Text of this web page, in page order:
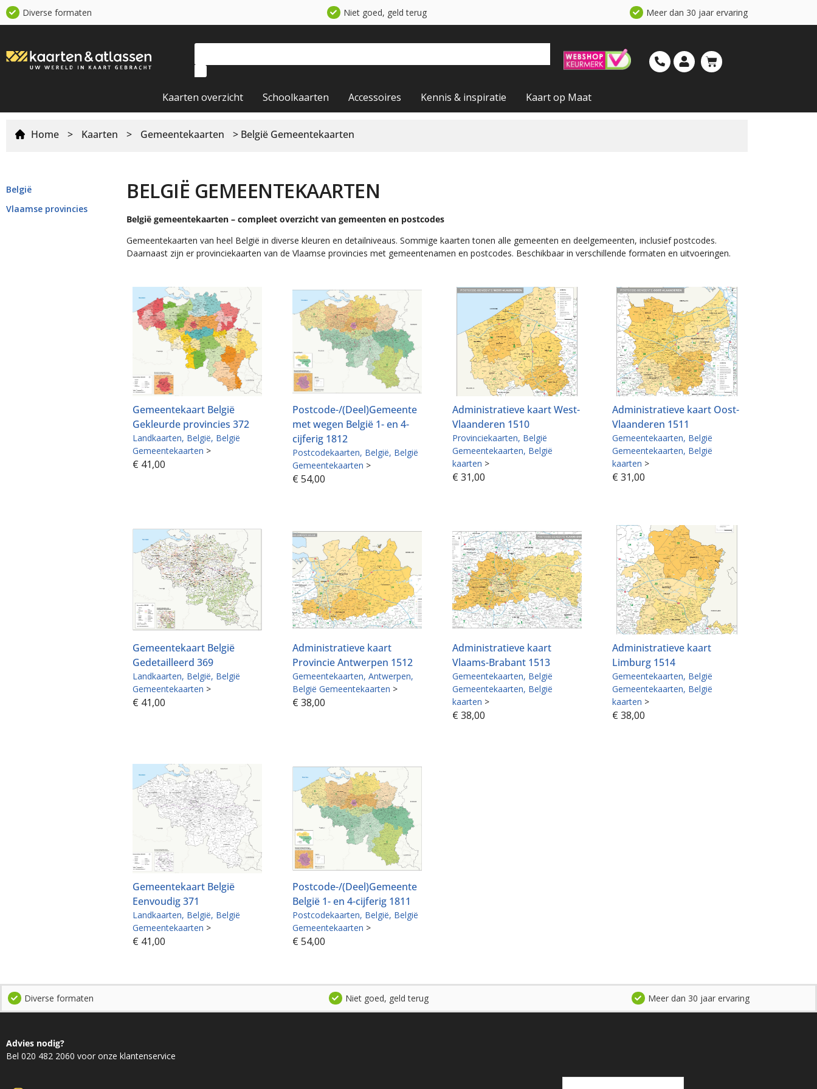
Diverse formaten Niet goed, geld terug Meer dan 30 jaar ervaring
Kaarten overzicht Schoolkaarten Accessoires Kennis & inspiratie Kaart op Maat
Home > Kaarten > Gemeentekaarten > België Gemeentekaarten
België
Vlaamse provincies
BELGIË GEMEENTEKAARTEN
België gemeentekaarten – compleet overzicht van gemeenten en postcodes
Gemeentekaarten van heel België in diverse kleuren en detailniveaus. Sommige kaarten tonen alle gemeenten en deelgemeenten, inclusief postcodes.
Daarnaast zijn er provinciekaarten van de Vlaamse provincies met gemeentenamen en postcodes. Beschikbaar in verschillende formaten en uitvoeringen.
Gemeentekaart België
Gekleurde provincies 372
Landkaarten België België
Gemeentekaarten >
€ 41,00
Postcode-/(Deel)Gemeente
met wegen België 1- en 4-
cijferig 1812
Postcodekaarten België België
Gemeentekaarten >
€ 54,00
Administratieve kaart West-
Vlaanderen 1510
Provinciekaarten België
Gemeentekaarten België
kaarten >
€ 31,00
Administratieve kaart Oost-
Vlaanderen 1511
Gemeentekaarten België
Gemeentekaarten België
kaarten >
€ 31,00
Gemeentekaart België
Gedetailleerd 369
Landkaarten België België
Gemeentekaarten >
€ 41,00
Administratieve kaart
Provincie Antwerpen 1512
Gemeentekaarten Antwerpen
België Gemeentekaarten >
€ 38,00
Administratieve kaart
Vlaams-Brabant 1513
Gemeentekaarten België
Gemeentekaarten België
kaarten >
€ 38,00
Administratieve kaart
Limburg 1514
Gemeentekaarten België
Gemeentekaarten België
kaarten >
€ 38,00
Gemeentekaart België
Eenvoudig 371
Landkaarten België België
Gemeentekaarten >
€ 41,00
Postcode-/(Deel)Gemeente
België 1- en 4-cijferig 1811
Postcodekaarten België België
Gemeentekaarten >
€ 54,00
Diverse formaten Niet goed, geld terug Meer dan 30 jaar ervaring
Advies nodig?
Bel 020 482 2060 voor onze klantenservice